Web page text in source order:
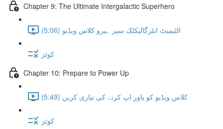
Chapter 9: The Ultimate Intergalactic Superhero
الٹیمیٹ انٹرگالیکٹک سپر ہیرو کلاس ویڈیو (5:06)
کوئز
Chapter 10: Prepare to Power Up
کلاس ویڈیو کو پاور اپ کرنے کی تیاری کریں (5:49)
کوئز